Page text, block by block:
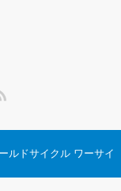
ルドサイクル ワーサイ